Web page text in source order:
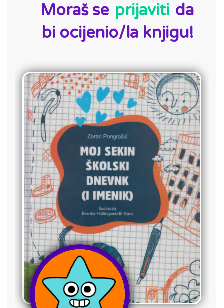
Moraš se prijaviti da
bi ocijenio/la knjigu!